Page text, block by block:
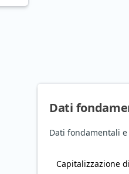
Dati
Dati fondamentali
Capitalizzazione